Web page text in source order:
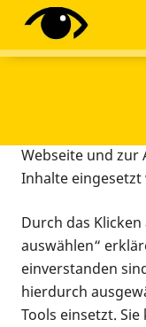
Diese Webseite
Tracking-Tools
Webseite und zur
Inhalte eingesetzt
Durch das
auswählen“
einverstanden
hierdurch
Tools einsetzt.